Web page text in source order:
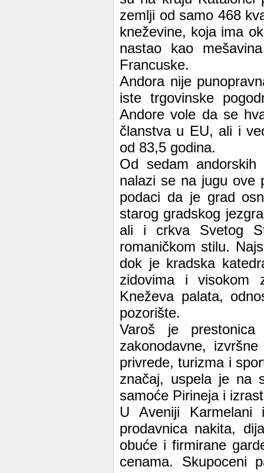
zemlji od samo 468
kneževine, koja ima
nastao kao
Francuske.
Andora nije
iste trgovinske
Andore vole da se
članstva u EU, ali i
od 83,5 godina.
Od sedam
nalazi se na jugu ove
podaci da je grad
starog gradskog
ali i crkva Svetog
romaničkom stilu.
dok je kradska
zidovima i visokom
Kneževa palata,
pozorište.
Varoš je
zakonodavne,
privrede, turizma i
značaj, uspela je na
samoće Pirineja i
U Aveniji Karmelani
prodavnica nakita,
obuće i firmirane
cenama. Skupoceni